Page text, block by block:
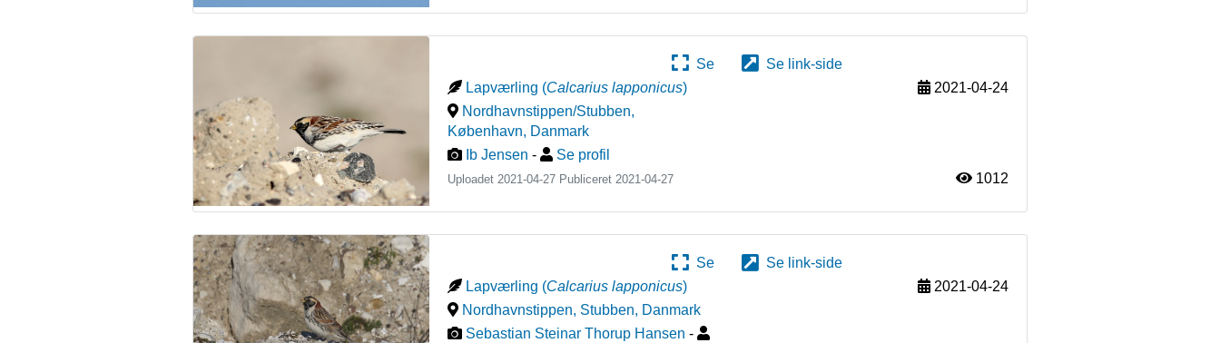
Se
Se link-side
Lapværling (Calcarius lapponicus)
2021-04-24
Nordhavnstippen/Stubben,
København, Danmark
Ib Jensen - Se profil
Uploadet 2021-04-27 Publiceret 2021-04-27 1012
Se
Se link-side
Lapværling (Calcarius lapponicus)
2021-04-24
Nordhavnstippen, Stubben, Danmark
Sebastian Steinar Thorup Hansen -